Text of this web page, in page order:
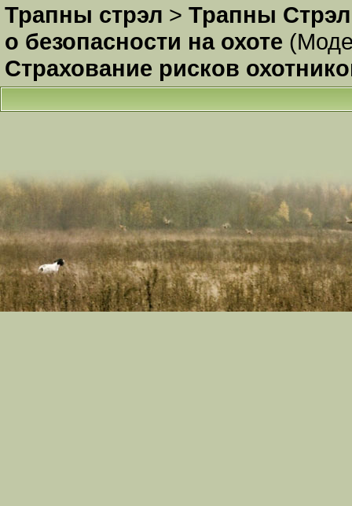
Трапны стрэл > Трапны Стрэл
о безопасности на охоте
Страхование рисков